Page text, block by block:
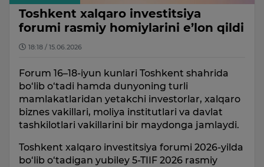
Toshkent xalqaro investitsiya
forumi rasmiy homiylarini e’lon qildi
18:18 / 15.06.2026
Forum 16–18-iyun kunlari Toshkent shahrida
bo‘lib o‘tadi hamda dunyoning turli
mamlakatlaridan yetakchi investorlar, xalqaro
biznes vakillari, moliya institutlari va davlat
tashkilotlari vakillarini bir maydonga jamlaydi.
Toshkent xalqaro investitsiya forumi 2026-yilda
bo‘lib o‘tadigan yubiley 5-TIIF 2026 rasmiy